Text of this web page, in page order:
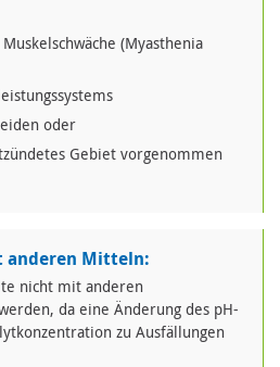
(Myasthenia
oder
Gebiet vorgenommen
anderen Mitteln:
nicht mit anderen
da eine Änderung des pH-
zu Ausfällungen